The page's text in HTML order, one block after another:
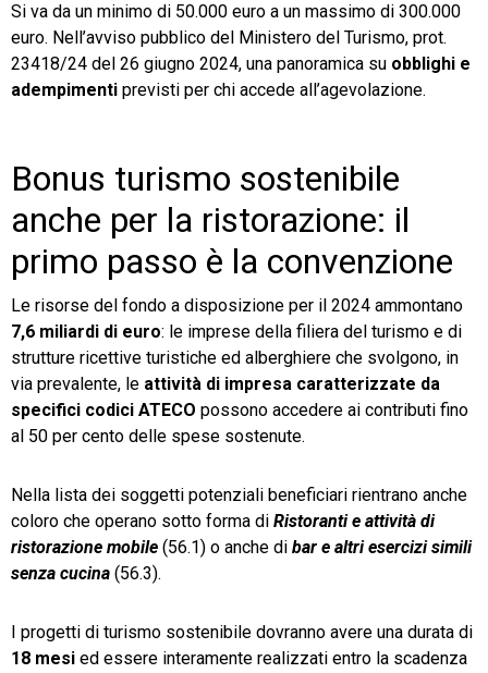
Si va da un minimo di 50.000 euro a un massimo di 300.000
euro. Nell’avviso pubblico del Ministero del Turismo, prot.
23418/24 del 26 giugno 2024, una panoramica su obblighi e
adempimenti previsti per chi accede all’agevolazione.
Bonus turismo sostenibile
anche per la ristorazione: il
primo passo è la convenzione
Le risorse del fondo a disposizione per il 2024 ammontano
7,6 miliardi di euro: le imprese della filiera del turismo e di
strutture ricettive turistiche ed alberghiere che svolgono, in
via prevalente, le attività di impresa caratterizzate da
specifici codici ATECO possono accedere ai contributi fino
al 50 per cento delle spese sostenute.
Nella lista dei soggetti potenziali beneficiari rientrano anche
coloro che operano sotto forma di Ristoranti e attività di
ristorazione mobile (56.1) o anche di bar e altri esercizi simili
senza cucina (56.3).
I progetti di turismo sostenibile dovranno avere una durata di
18 mesi ed essere interamente realizzati entro la scadenza